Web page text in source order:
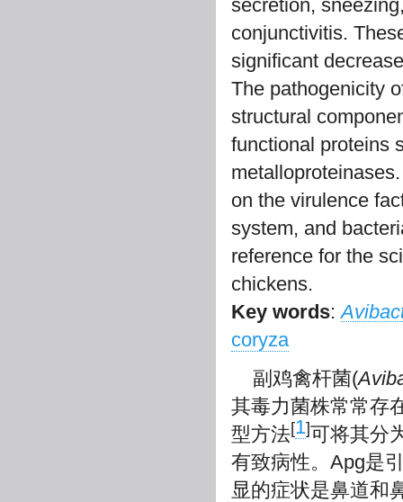
secretion,
conjunctivitis.
significant
The pathogenicity
structural
functional proteins
on the virulence
system, and
reference for the
chickens.
Key words:
coryza
副鸡禽杆菌(
其毒力菌株常常存
型方法[1]可将其分
有致病性。Apg是
显的症状是鼻道和